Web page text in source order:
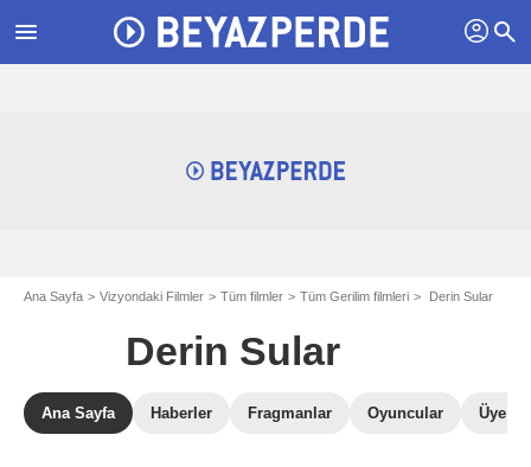
menu profil search
Ana Sayfa Vizyondaki Filmler Tüm filmler Tüm Gerilim filmleri Derin Sular
Derin Sular
Ana Sayfa Haberler Fragmanlar Oyuncular Üye